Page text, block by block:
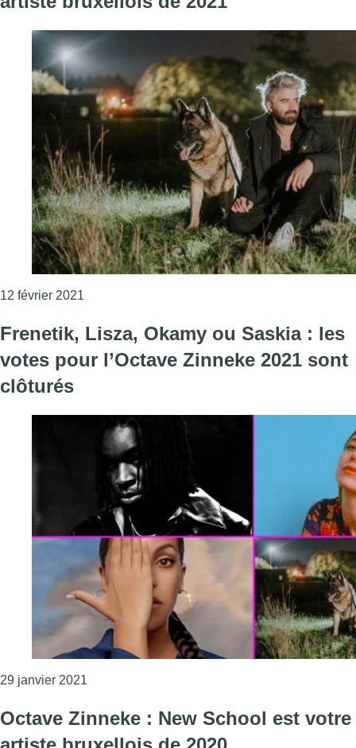
12 février 2021
Frenetik, Lisza, Okamy ou Saskia : les
votes pour l’Octave Zinneke 2021 sont
clôturés
29 janvier 2021
Octave Zinneke : New School est votre